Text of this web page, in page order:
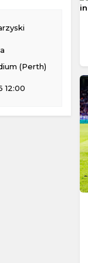
(Perth)
12:00